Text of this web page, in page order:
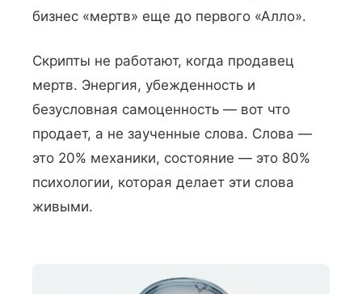
бизнес «мертв» еще до первого «Алло».
Скрипты не работают, когда продавец
мертв. Энергия, убежденность и
безусловная самоценность — вот что
продает, а не заученные слова. Слова —
это 20% механики, состояние — это 80%
психологии, которая делает эти слова
живыми.